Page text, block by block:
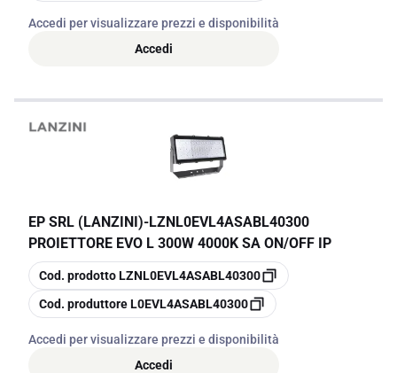
Accedi per visualizzare prezzi e disponibilità
Accedi
EP SRL (LANZINI)-LZNL0EVL4ASABL40300
PROIETTORE EVO L 300W 4000K SA ON/OFF IP
copia
Cod. prodottoLZNL0EVL4ASABL40300
copia
Cod. produttoreL0EVL4ASABL40300
Accedi per visualizzare prezzi e disponibilità
Accedi